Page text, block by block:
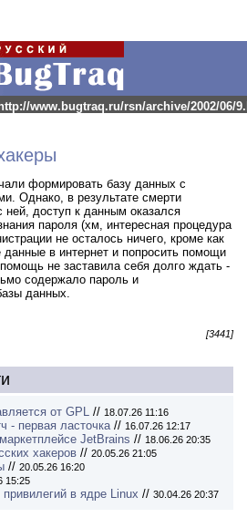
http://www.bugtraq.ru/rsn/archive/2002/06/
формировать базу данных с
Однако, в результате смерти
ней, доступ к данным оказался
пароля (хм, интересная процедура
не осталось ничего, кроме как
в интернет и попросить помощи
не заставила себя долго ждать -
содержало пароль и
данных.
[3441]
от GPL // 18.07.26 11:16
- первая ласточка// 16.07.26 12:17
JetBrains // 18.06.26 20:35
хакеров // 20.05.26 21:05
// 20.05.26 16:20
15:25
в ядре Linux // 30.04.26 20:37